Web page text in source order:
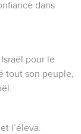
dans
pour le
tout son peuple,
l’éleva.